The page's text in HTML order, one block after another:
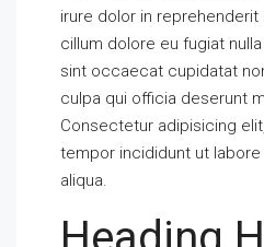
irure dolor in
cillum dolore eu fugiat
sint occaecat cupidatat
culpa qui officia deserunt
Consectetur adipisicing
tempor incididunt ut
aliqua.